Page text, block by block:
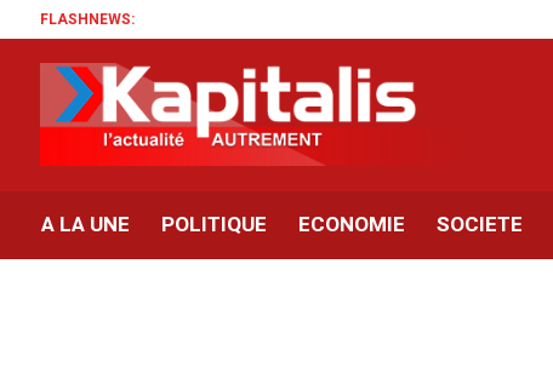
FLASHNEWS:
A LA UNE POLITIQUE ECONOMIE SOCIETE